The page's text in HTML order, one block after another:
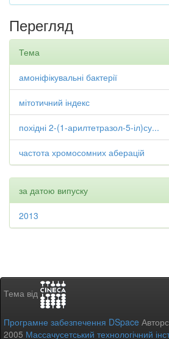
Перегляд
Тема
амоніфікувальні бактерії
мітотичний індекс
похідні 2-(1-арилтетразол-5-іл)су...
частота хромосомних аберацій
за датою випуску
2013
Тема від
Програмне забезпечення DSpace
2005 Массачусетський технологічний